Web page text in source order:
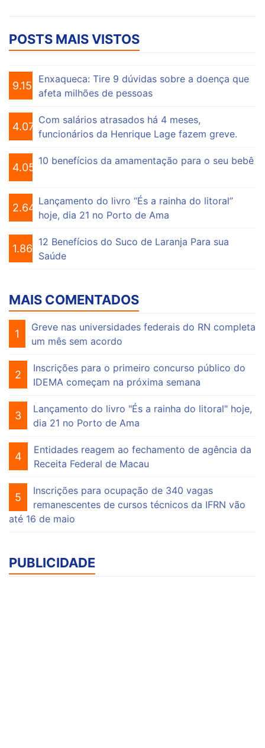
POSTS MAIS VISTOS
9.154
Enxaqueca: Tire 9 dúvidas sobre a doença que
afeta milhões de pessoas
4.074
Com salários atrasados há 4 meses,
funcionários da Henrique Lage fazem greve.
4.055
10 benefícios da amamentação para o seu bebê
2.647
Lançamento do livro “És a rainha do litoral”
hoje, dia 21 no Porto de Ama
1.863
12 Benefícios do Suco de Laranja Para sua
Saúde
MAIS COMENTADOS
1
Greve nas universidades federais do RN completa
um mês sem acordo
2
Inscrições para o primeiro concurso público do
IDEMA começam na próxima semana
3
Lançamento do livro "És a rainha do litoral" hoje,
dia 21 no Porto de Ama
4
Entidades reagem ao fechamento de agência da
Receita Federal de Macau
5
Inscrições para ocupação de 340 vagas
remanescentes de cursos técnicos da IFRN vão
até 16 de maio
PUBLICIDADE